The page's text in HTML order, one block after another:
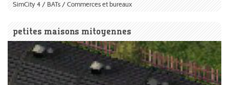
SimCity 4 / BATs / Commerces et bureaux
petites maisons mitoyennes